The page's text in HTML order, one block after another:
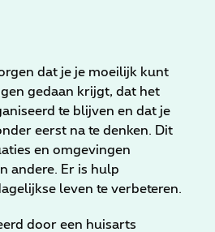
dat je je moeilijk kunt
gedaan krijgt, dat het
te blijven en dat je
eerst na te denken. Dit
en omgevingen
andere. Er is hulp
leven te verbeteren.
door een huisarts